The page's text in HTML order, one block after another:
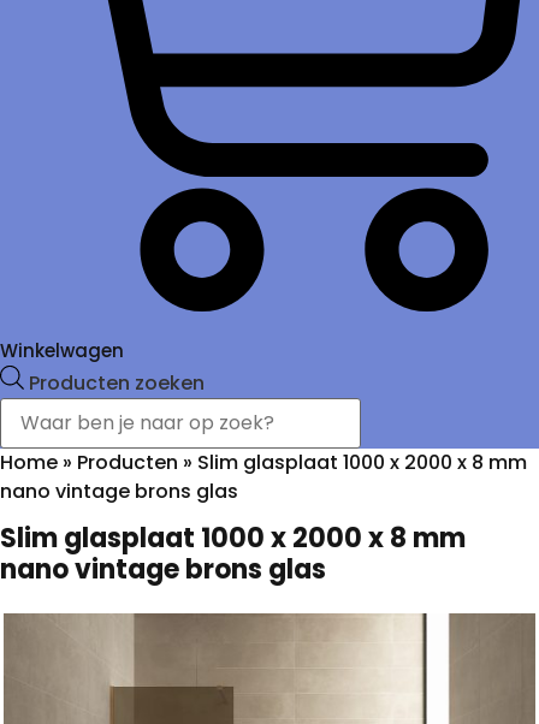
Winkelwagen
Producten zoeken
Home » Producten » Slim glasplaat 1000 x 2000 x 8 mm
nano vintage brons glas
Slim glasplaat 1000 x 2000 x 8 mm
nano vintage brons glas